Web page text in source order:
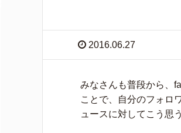
2016.06.27
みなさんも普段から、
ことで、自分のフォロ
ュースに対してこう思